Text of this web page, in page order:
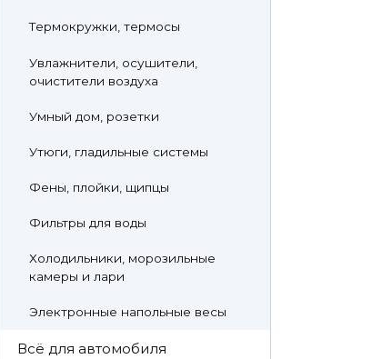
Термокружки, термосы
Увлажнители, осушители,
очистители воздуха
Умный дом, розетки
Утюги, гладильные системы
Фены, плойки, щипцы
Фильтры для воды
Холодильники, морозильные
камеры и лари
Электронные напольные весы
Всё для автомобиля